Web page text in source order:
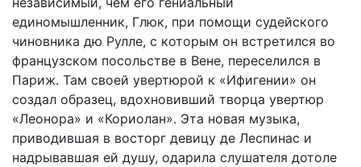
единомышленник, Глюк, при помощи судейского
чиновника дю Рулле, с которым он встретился во
французском посольстве в Вене, переселился в
Париж. Там своей увертюрой к «Ифигении» он
создал образец, вдохновивший творца увертюр
«Леонора» и «Кориолан». Эта новая музыка,
приводившая в восторг девицу де Леспинас и
надрывавшая ей душу, одарила слушателя дотоле